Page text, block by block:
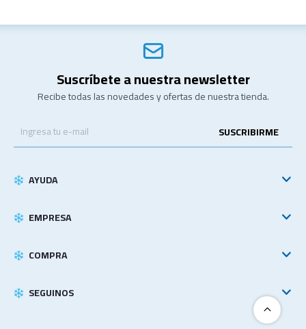
Suscríbete a nuestra newsletter
Recibe todas las novedades y ofertas de nuestra tienda.
SUSCRIBIRME
AYUDA
EMPRESA
COMPRA
SEGUINOS